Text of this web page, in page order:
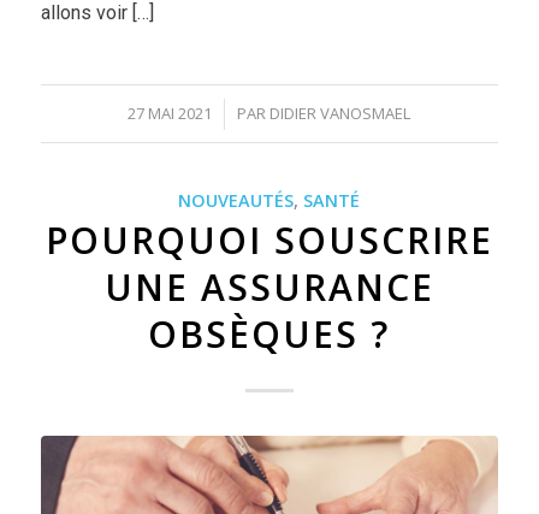
allons voir […]
27 MAI 2021
/ PAR DIDIER VANOSMAEL
NOUVEAUTÉS, SANTÉ
POURQUOI SOUSCRIRE
UNE ASSURANCE
OBSÈQUES ?